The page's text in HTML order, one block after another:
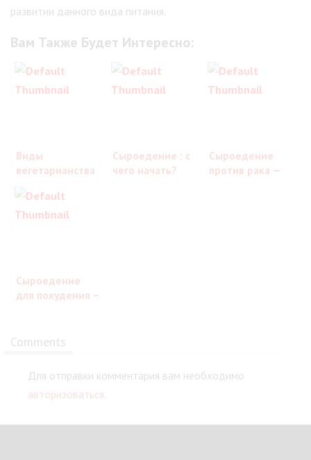
развитии данного вида питания.
Вам Также Будет Интересно:
Виды
вегетарианства
по полочкам!
Сыроедение : с
чего начать?
Сыроедение
против рака —
Сыроедение
для похудения –
Comments
Для отправки комментария вам необходимо
авторизоваться.